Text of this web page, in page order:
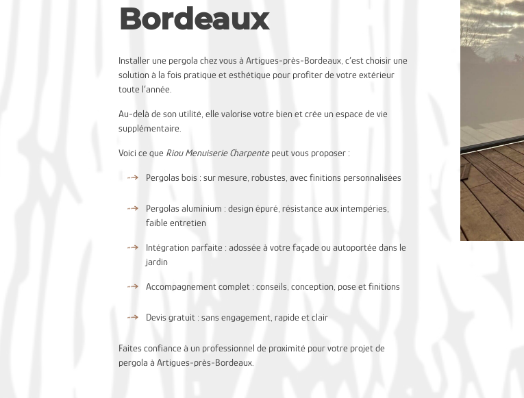
Bordeaux
Installer une pergola chez vous à Artigues-près-Bordeaux, c’est choisir une
solution à la fois pratique et esthétique pour profiter de votre extérieur
toute l’année.
Au-delà de son utilité, elle valorise votre bien et crée un espace de vie
supplémentaire.
Voici ce que Riou Menuiserie Charpentepeut vous proposer :
Pergolas bois : sur mesure, robustes, avec finitions personnalisées
Pergolas aluminium : design épuré, résistance aux intempéries,
faible entretien
Intégration parfaite : adossée à votre façade ou autoportée dans le
jardin
Accompagnement complet : conseils, conception, pose et finitions
Devis gratuit : sans engagement, rapide et clair
Faites confiance à un professionnel de proximité pour votre projet de
pergola à Artigues-près-Bordeaux.